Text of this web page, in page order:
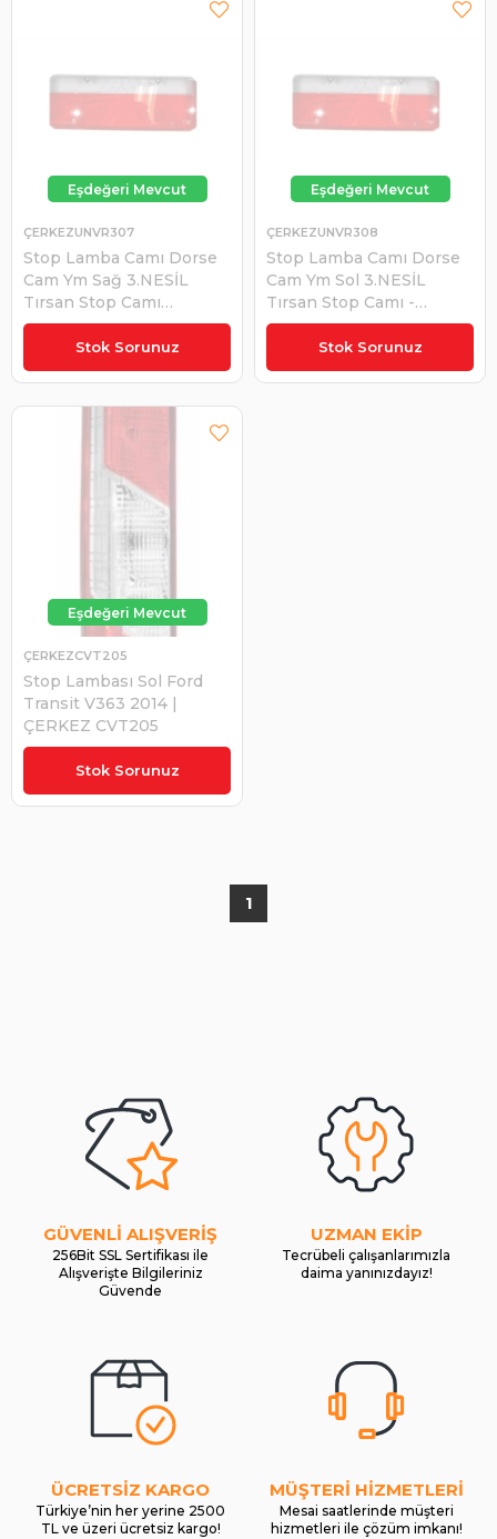
Stok Sorunuz
Stop Lamba Camı Dorse
Cam Ym Sağ 3.NESİL
Tırsan Stop Camı
DEMMON-EFE-3003-1 |
ÇERKEZ UNVR307
ÇERKEZUNVR307
₺560,00 Stok Sorunuz
Stop Lamba Camı Dorse
Cam Ym Sol 3.NESİL
Tırsan Stop Camı -
Demmon EFE-3003 |
ÇERKEZ UNVR308
ÇERKEZUNVR308
₺560,00
Stok Sorunuz
Stop Lambası Sol Ford
Transit V363 2014 |
ÇERKEZ CVT205
ÇERKEZCVT205
₺1.860,00
1
GÜVENLİ ALIŞVERİŞ
256Bit SSL Sertifikası ile
Alışverişte Bilgileriniz
Güvende
UZMAN EKİP
Tecrübeli çalışanlarımızla
daima yanınızdayız!
ÜCRETSİZ KARGO
Türkiye’nin her yerine 2500
TL ve üzeri ücretsiz kargo!
MÜŞTERİ HİZMETLERİ
Mesai saatlerinde müşteri
hizmetleri ile çözüm imkanı!